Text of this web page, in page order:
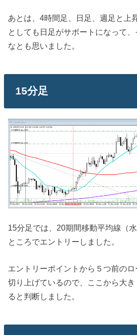
あとは、4時間足、日足、週足と上
としても日足がサポートになって
なとも思いました。
15分足
15分足では、20期間移動平均線（
ところでエントリーしました。
エントリーポイントから５つ前の
切り上げているので、ここから大
ると判断しました。